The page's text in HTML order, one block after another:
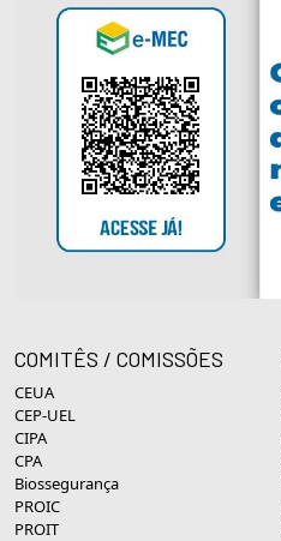
COMITÊS / COMISSÕES
CEUA
CEP-UEL
CIPA
CPA
Biossegurança
PROIC
PROIT